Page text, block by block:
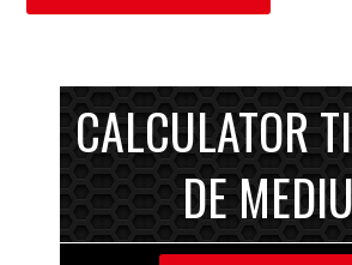
CALCULATOR
DE